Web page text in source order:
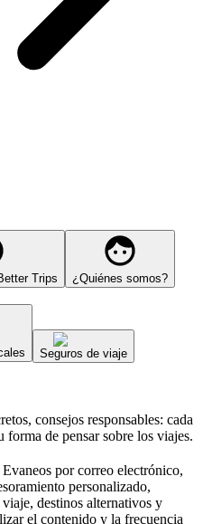
Trips ¿Quiénes somos?
Seguros de viaje
consejos responsables: cada
forma de pensar sobre los viajes.
por correo electrónico,
personalizado,
destinos alternativos y
el contenido y la frecuencia